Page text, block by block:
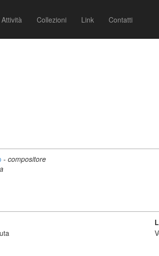
Attività Collezioni Link Contatti
- compositore